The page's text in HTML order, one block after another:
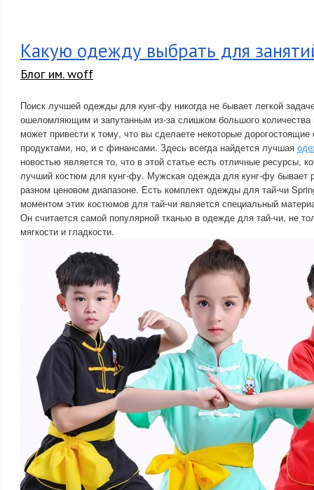
Какую одежду выбрать для
Блог им. woff
Поиск лучшей одежды для кунг-фу никогда не бывает легкой
ошеломляющим и запутанным из-за слишком большого количества
может привести к тому, что вы сделаете некоторые дорогостоящие
продуктами, но, и с финансами. Здесь всегда найдется лучшая
новостью является то, что в этой статье есть отличные ресурсы,
лучший костюм для кунг-фу. Мужская одежда для кунг-фу бывает
разном ценовом диапазоне. Есть комплект одежды для тай-чи
моментом этих костюмов для тай-чи является специальный
Он считается самой популярной тканью в одежде для тай-чи, не
мягкости и гладкости.